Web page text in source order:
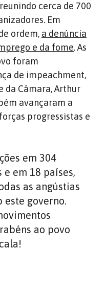
cerca de 700
Em
ordem, a denúncia
e da fome. As
foram
de impeachment,
da Câmara, Arthur
avançaram a
progressistas e
em 304
em 18 países,
as angústias
este governo.
ao povo